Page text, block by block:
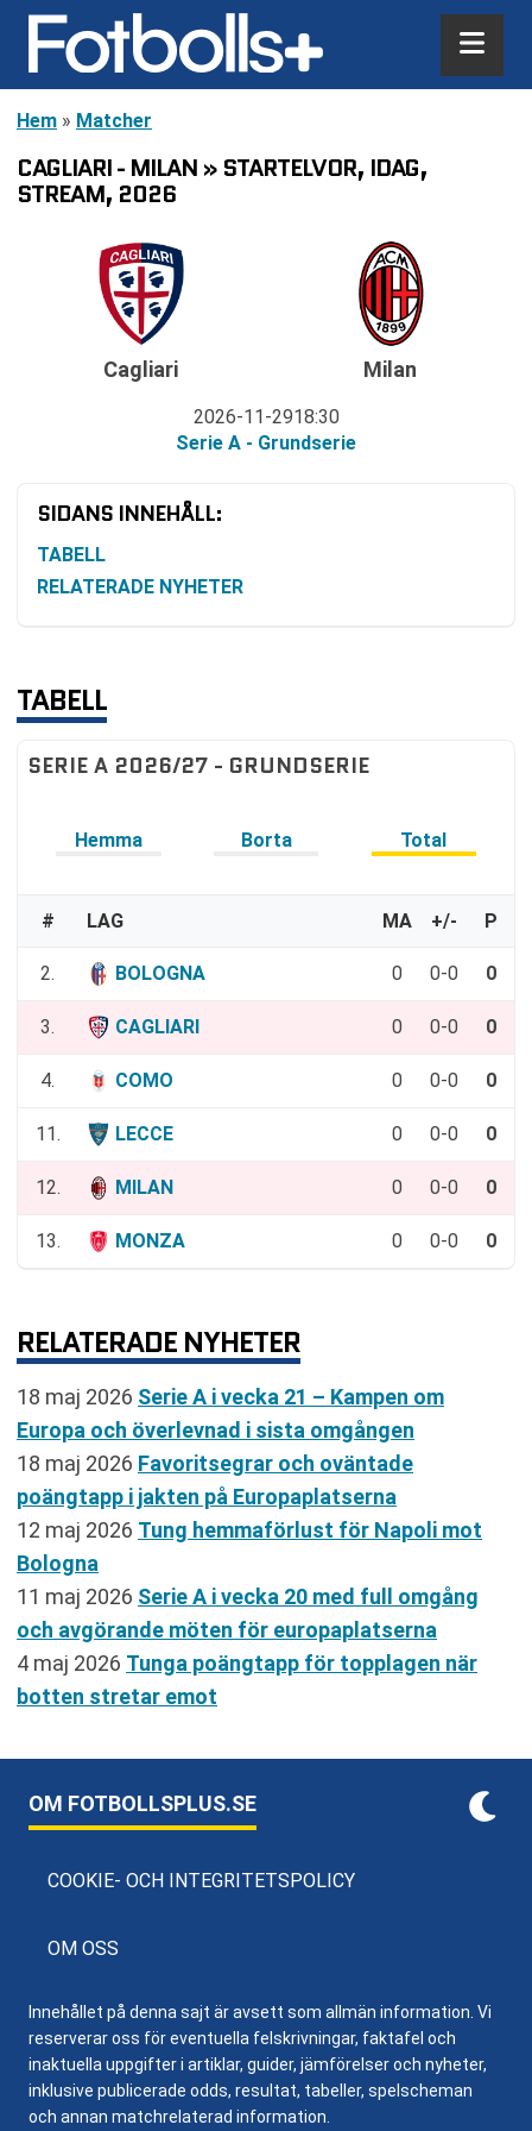
Hem » Matcher
CAGLIARI - MILAN » STARTELVOR, IDAG,
STREAM, 2026
Cagliari
2026-11-2918:30
Serie A - Grundserie
Milan
SIDANS INNEHÅLL:
TABELL
RELATERADE NYHETER
TABELL
SERIE A 2026/27 - GRUNDSERIE
Hemma Borta Total
# LAG MA +/- P
2. BOLOGNA 0 0-0 0
3. CAGLIARI 0 0-0 0
4. COMO 0 0-0 0
11. LECCE 0 0-0 0
12. MILAN 0 0-0 0
13. MONZA 0 0-0 0
RELATERADE NYHETER
18 maj 2026 Serie A i vecka 21 – Kampen om
Europa och överlevnad i sista omgången
18 maj 2026 Favoritsegrar och oväntade
poängtapp i jakten på Europaplatserna
12 maj 2026 Tung hemmaförlust för Napoli mot
Bologna
11 maj 2026 Serie A i vecka 20 med full omgång
och avgörande möten för europaplatserna
4 maj 2026 Tunga poängtapp för topplagen när
botten stretar emot
OM FOTBOLLSPLUS.SE
COOKIE- OCH INTEGRITETSPOLICY
OM OSS
Innehållet på denna sajt är avsett som allmän information. Vi
reserverar oss för eventuella felskrivningar, faktafel och
inaktuella uppgifter i artiklar, guider, jämförelser och nyheter,
inklusive publicerade odds, resultat, tabeller, spelscheman
och annan matchrelaterad information.